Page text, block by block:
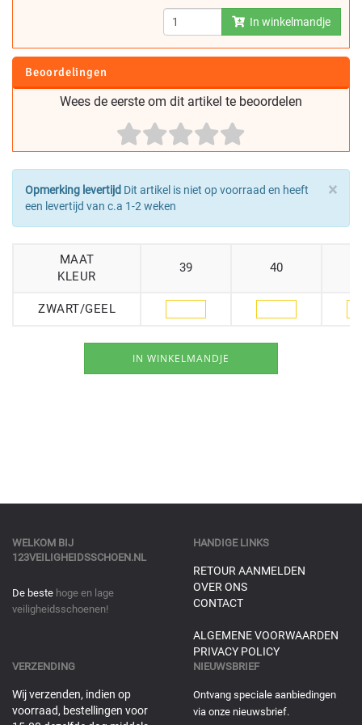
In winkelmandje
Beoordelingen
Wees de eerste om dit artikel te beoordelen
×
Opmerking levertijd Dit artikel is niet op voorraad en heeft
een levertijd van c.a 1-2 weken
MAAT
KLEUR
39 40
ZWART/GEEL
WELKOM BIJ
123VEILIGHEIDSSCHOEN.NL
De beste hoge en lage
veiligheidsschoenen!
HANDIGE LINKS
RETOUR AANMELDEN
OVER ONS
CONTACT
ALGEMENE VOORWAARDEN
PRIVACY POLICY
VERZENDING
Wij verzenden, indien op
voorraad, bestellingen voor
NIEUWSBRIEF
Ontvang speciale aanbiedingen
via onze nieuwsbrief.